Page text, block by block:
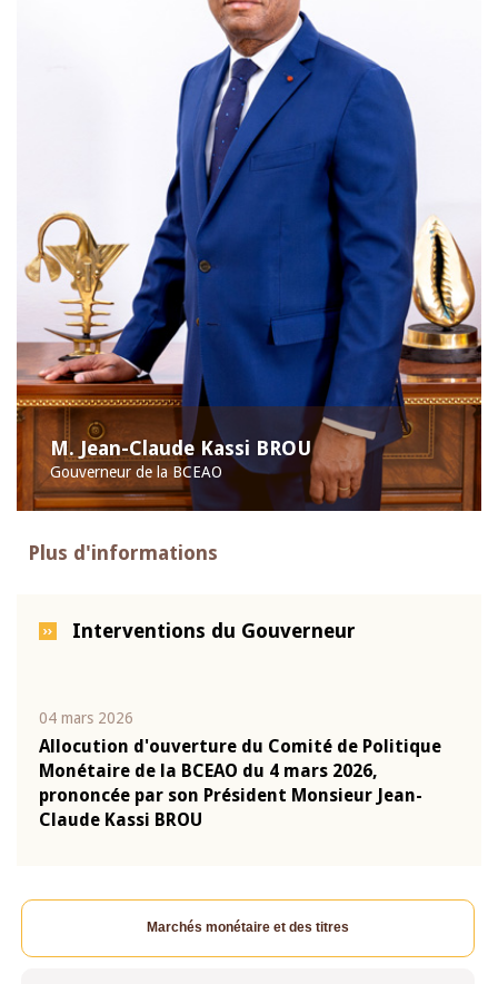
M. Jean-Claude Kassi BROU
Gouverneur de la BCEAO
Plus d'informations
Interventions du Gouverneur
04 mars 2026
Allocution d'ouverture du Comité de Politique
Monétaire de la BCEAO du 4 mars 2026,
prononcée par son Président Monsieur Jean-
Claude Kassi BROU
Marchés monétaire et des titres